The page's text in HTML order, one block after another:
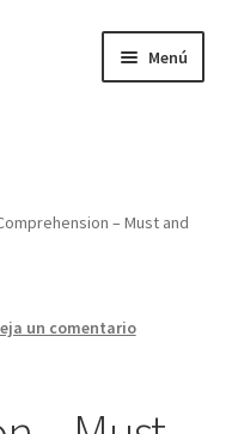
Menú
– Must and
un comentario